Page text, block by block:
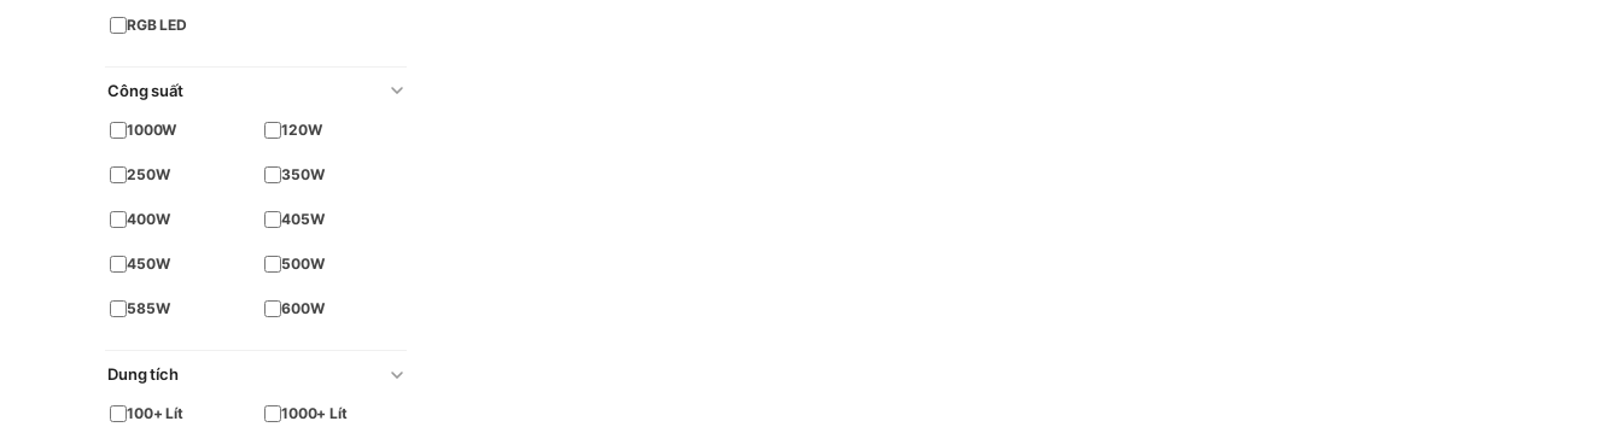
RGB LED
Công suất
1000W 120W
250W 350W
400W 405W
450W 500W
585W 600W
Dung tích
100+ Lít 1000+ Lít